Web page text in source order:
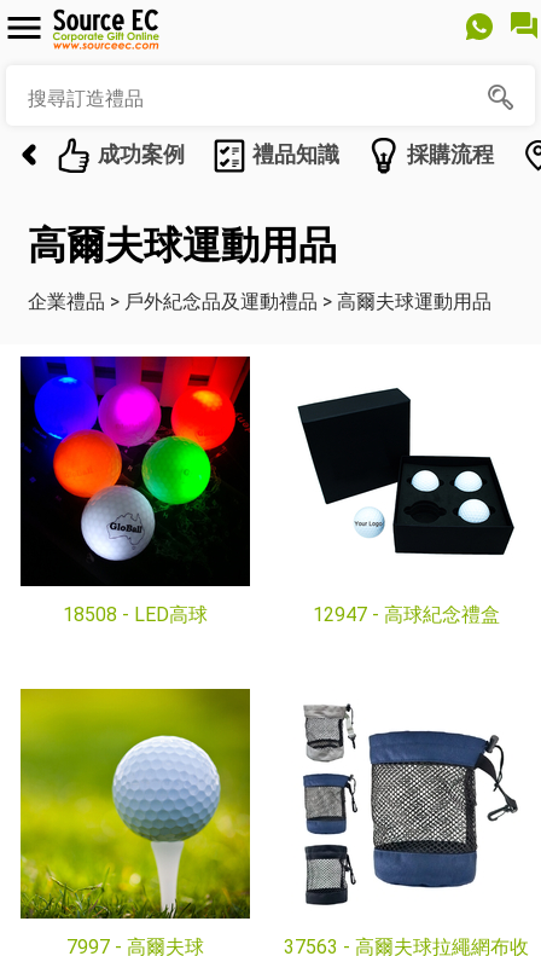
成功案例 禮品知識 採購流程
高爾夫球運動用品
企業禮品 > 戶外紀念品及運動禮品 > 高爾夫球運動用品
18508 - LED高球 12947 - 高球紀念禮盒
7997 - 高爾夫球 37563 - 高爾夫球拉繩網布收